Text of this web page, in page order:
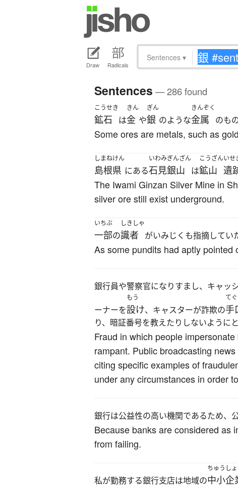
Draw Radicals
Sentences ▾
Sentences — 286 found
こうせき
鉱石 は
きん
金 や
ぎん
銀 のような
きんぞく
金属 のも
Some ores are metals, such as
しまねけん
島根県 にある
いわみぎんざん
石見銀山 は
こうざん
鉱山
いせ
遺
The Iwami Ginzan Silver Mine in
silver ore still exist underground.
いちぶ
一部の
しきしゃ
識者 がいみじくも指摘してい
As some pundits had aptly
銀行員や警察官になりすまし、キャッ
ーナーを
もう
設け、キャスターが詐欺の
て
手
り、暗証番号を教えたりしないように
Fraud in which people
rampant. Public broadcasting
citing specific examples of
under any circumstances in order
銀行は公益性の高い機関であるため、
Because banks are considered as
from failing.
私が勤務する銀行支店は地域の
ちゅうし
中小企